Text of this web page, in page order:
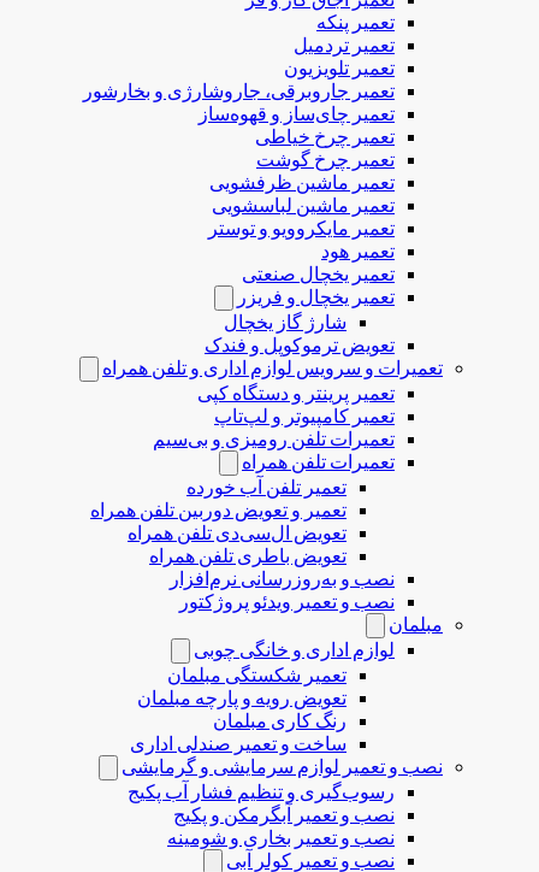
تعمیر پنکه
تعمیر تردمیل
تعمیر تلویزیون
تعمیر جاروبرقی، جاروشارژی و بخارشور
تعمیر چای‌ساز و قهوه‌ساز
تعمیر چرخ خیاطی
تعمیر چرخ گوشت
تعمیر ماشین ظرفشویی
تعمیر ماشین لباسشویی
تعمیر مایکروویو و توستر
تعمیر هود
تعمیر یخچال صنعتی
تعمیر یخچال و فریزر
شارژ گاز یخچال
تعویض ترموکوپل و فندک
تعمیرات و سرویس لوازم اداری و تلفن همراه
تعمیر پرینتر و دستگاه کپی
تعمیر کامپیوتر و لپ‌تاپ
تعمیرات تلفن رومیزی و بی‌سیم
تعمیرات تلفن همراه
تعمیر تلفن آب خورده
تعمیر و تعویض دوربین تلفن همراه
تعویض ال‌سی‌دی تلفن همراه
تعویض باطری تلفن همراه
نصب و به‌روزرسانی نرم‌افزار
نصب و تعمیر ویدئو پروژکتور
مبلمان
لوازم اداری و خانگی چوبی
تعمیر شکستگی مبلمان
تعویض رویه و پارچه مبلمان
رنگ کاری مبلمان
ساخت و تعمیر صندلی اداری
نصب و تعمیر لوازم سرمایشی و گرمایشی
رسوب‌گیری و تنظیم فشار آب پکیج
نصب و تعمیر آبگرمکن و پکیج
نصب و تعمیر بخاری و شومینه
نصب و تعمیر کولر آبی